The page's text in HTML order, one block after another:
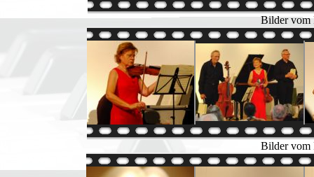
Bilder vom
Bilder vom